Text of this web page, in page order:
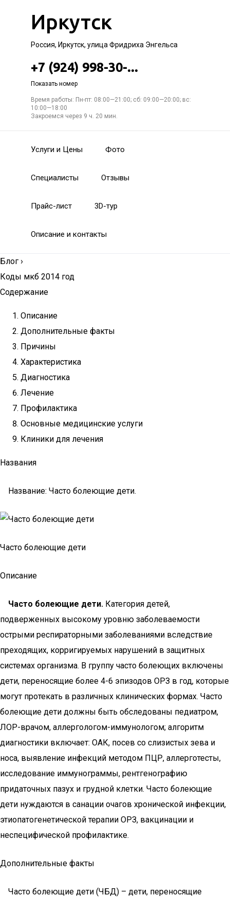
Иркутск
Россия, Иркутск, улица Фридриха Энгельса
+7 (924) 998-30-...
Показать номер
Время работы: Пн-пт: 08:00—21:00; сб: 09:00—20:00; вс:
10:00—18:00
Закроемся через 9 ч. 20 мин.
Услуги и Цены Фото
Специалисты Отзывы
Прайс-лист 3D-тур
Описание и контакты
Блог ›
Коды мкб 2014 год
Содержание
Описание
Дополнительные факты
Причины
Характеристика
Диагностика
Лечение
Профилактика
Основные медицинские услуги
Клиники для лечения
Названия
Название: Часто болеющие дети.
Часто болеющие дети
Описание
Часто болеющие дети. Категория детей,
подверженных высокому уровню заболеваемости
острыми респираторными заболеваниями вследствие
преходящих, корригируемых нарушений в защитных
системах организма. В группу часто болеющих включены
дети, переносящие более 4-6 эпизодов ОРЗ в год, которые
могут протекать в различных клинических формах. Часто
болеющие дети должны быть обследованы педиатром,
ЛОР-врачом, аллергологом-иммунологом; алгоритм
диагностики включает: ОАК, посев со слизистых зева и
носа, выявление инфекций методом ПЦР, аллерготесты,
исследование иммунограммы, рентгенографию
придаточных пазух и грудной клетки. Часто болеющие
дети нуждаются в санации очагов хронической инфекции,
этиопатогенетической терапии ОРЗ, вакцинации и
неспецифической профилактике.
Дополнительные факты
Часто болеющие дети (ЧБД) – дети, переносящие